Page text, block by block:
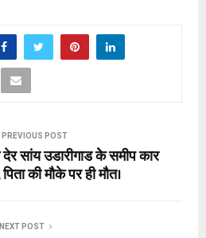
PREVIOUS POST
सांय उडारीगाड केे समीप कार
की मौके पर ही मौत।
NEXT POST